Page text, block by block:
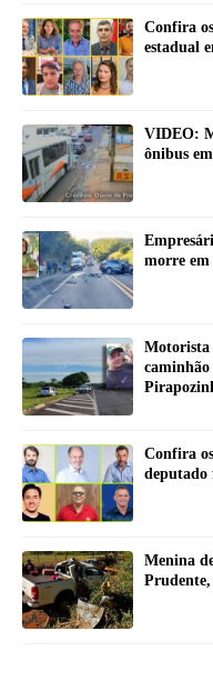
Confira
estadual
VIDEO:
ônibus
morre em
Motorista
Confira
deputado
Menina